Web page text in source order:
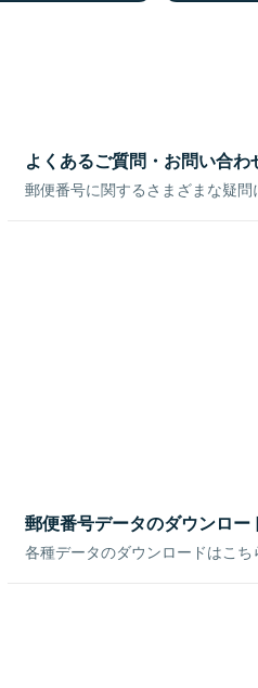
よくあるご質問・お問い合わ
郵便番号に関するさまざまな疑問
郵便番号データのダウンロー
各種データのダウンロードはこち